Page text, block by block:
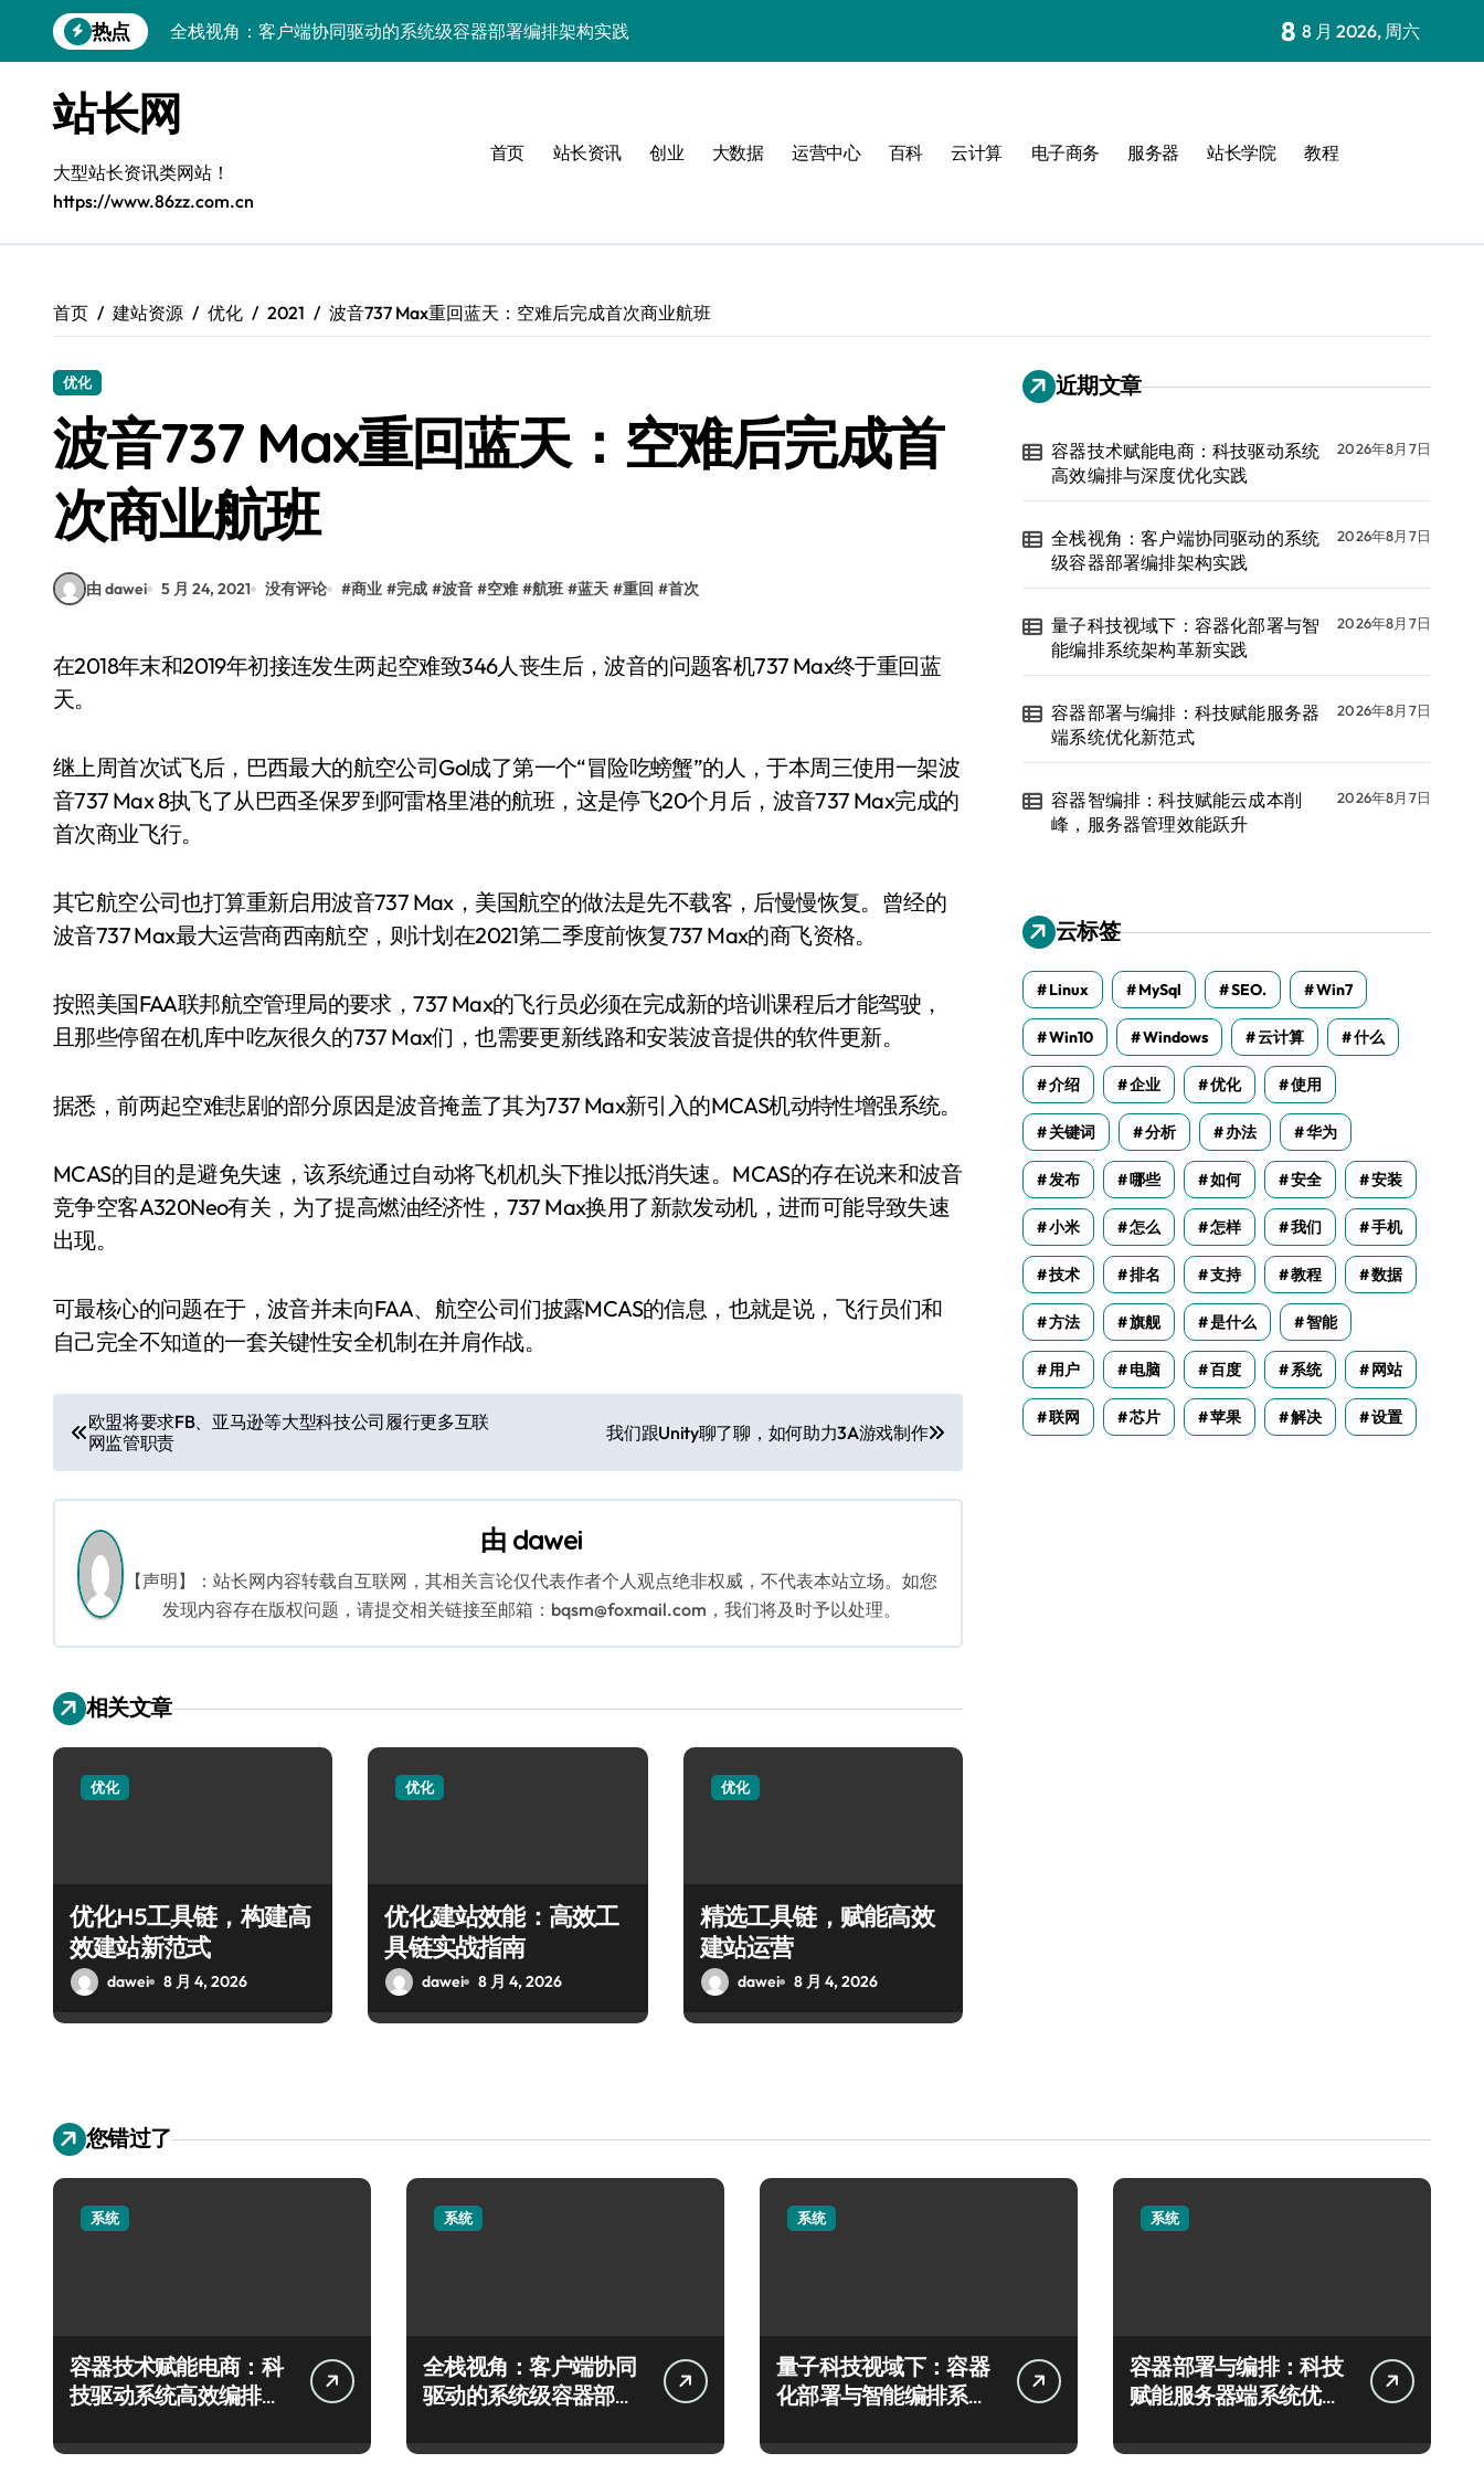
到
热点
全栈视角：客户端协同驱动的系统级容器部署编排架构实践
容器部署与编排：科技赋能服务器端系统优化新范式
容器智编排：科技赋能云成本削峰，服务器管理效能跃升
Windows前端开发环境高效搭建与运行库管理
Windows下大数据运行库高效部署与管理
容器化+K8s编排：视觉系统高效部署新范式
容器技术赋能电商：科技驱动系统高效编排与深度优化实践
8 8 月 2026, 周六
站长网
大型站长资讯类网站！
https://www.86zz.com.cn
首页 站长资讯 创业 大数据 运营中心 百科 云计算 电子商务 服务器 站长学院 教程
首页 建站资源 优化 2021 波音737 Max重回蓝天：空难后完成首次商业航班
优化
波音737 Max重回蓝天：空难后完成首
次商业航班
由 dawei 5 月 24, 2021 没有评论 #商业 #完成 #波音 #空难 #航班 #蓝天 #重回 #首次
在2018年末和2019年初接连发生两起空难致346人丧生后，波音的问题客机737 Max终于重回蓝
天。
继上周首次试飞后，巴西最大的航空公司Gol成了第一个“冒险吃螃蟹”的人，于本周三使用一架波
音737 Max 8执飞了从巴西圣保罗到阿雷格里港的航班，这是停飞20个月后，波音737 Max完成的
首次商业飞行。
其它航空公司也打算重新启用波音737 Max，美国航空的做法是先不载客，后慢慢恢复。曾经的
波音737 Max最大运营商西南航空，则计划在2021第二季度前恢复737 Max的商飞资格。
按照美国FAA联邦航空管理局的要求，737 Max的飞行员必须在完成新的培训课程后才能驾驶，
且那些停留在机库中吃灰很久的737 Max们，也需要更新线路和安装波音提供的软件更新。
据悉，前两起空难悲剧的部分原因是波音掩盖了其为737 Max新引入的MCAS机动特性增强系统。
MCAS的目的是避免失速，该系统通过自动将飞机机头下推以抵消失速。MCAS的存在说来和波音
竞争空客A320Neo有关，为了提高燃油经济性，737 Max换用了新款发动机，进而可能导致失速
出现。
可最核心的问题在于，波音并未向FAA、航空公司们披露MCAS的信息，也就是说，飞行员们和
自己完全不知道的一套关键性安全机制在并肩作战。
文
章
导
航
欧盟将要求FB、亚马逊等大型科技公司履行更多互联
网监管职责
我们跟Unity聊了聊，如何助力3A游戏制作
由 dawei
【声明】：站长网内容转载自互联网，其相关言论仅代表作者个人观点绝非权威，不代表本站立场。如您
发现内容存在版权问题，请提交相关链接至邮箱：bqsm@foxmail.com，我们将及时予以处理。
相关文章
优化
优化H5工具链，构建高
效建站新范式
dawei 8 月 4, 2026
优化
优化建站效能：高效工
具链实战指南
dawei 8 月 4, 2026
优化
精选工具链，赋能高效
建站运营
dawei 8 月 4, 2026
近期文章
容器技术赋能电商：科技驱动系统
高效编排与深度优化实践
2026年8月7日
全栈视角：客户端协同驱动的系统
级容器部署编排架构实践
2026年8月7日
量子科技视域下：容器化部署与智
能编排系统架构革新实践
2026年8月7日
容器部署与编排：科技赋能服务器
端系统优化新范式
2026年8月7日
容器智编排：科技赋能云成本削
峰，服务器管理效能跃升
2026年8月7日
云标签
Linux MySql SEO. Win7
Win10 Windows 云计算 什么
介绍 企业 优化 使用
关键词 分析 办法 华为
发布 哪些 如何 安全 安装
小米 怎么 怎样 我们 手机
技术 排名 支持 教程 数据
方法 旗舰 是什么 智能
用户 电脑 百度 系统 网站
联网 芯片 苹果 解决 设置
您错过了
系统
容器技术赋能电商：科
技驱动系统高效编排与
系统
全栈视角：客户端协同
驱动的系统级容器部署
系统
量子科技视域下：容器
化部署与智能编排系统
系统
容器部署与编排：科技
赋能服务器端系统优化